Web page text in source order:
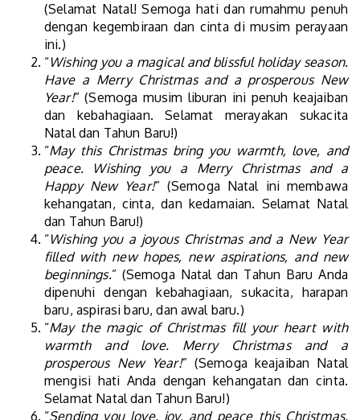
(Selamat Natal! Semoga hati dan rumahmu penuh
dengan kegembiraan dan cinta di musim perayaan
ini.)
“Wishing you a magical and blissful holiday season.
Have a Merry Christmas and a prosperous New
Year!” (Semoga musim liburan ini penuh keajaiban
dan kebahagiaan. Selamat merayakan sukacita
Natal dan Tahun Baru!)
“May this Christmas bring you warmth, love, and
peace. Wishing you a Merry Christmas and a
Happy New Year!” (Semoga Natal ini membawa
kehangatan, cinta, dan kedamaian. Selamat Natal
dan Tahun Baru!)
“Wishing you a joyous Christmas and a New Year
filled with new hopes, new aspirations, and new
beginnings.” (Semoga Natal dan Tahun Baru Anda
dipenuhi dengan kebahagiaan, sukacita, harapan
baru, aspirasi baru, dan awal baru.)
“May the magic of Christmas fill your heart with
warmth and love. Merry Christmas and a
prosperous New Year!” (Semoga keajaiban Natal
mengisi hati Anda dengan kehangatan dan cinta.
Selamat Natal dan Tahun Baru!)
“Sending you love, joy, and peace this Christmas.